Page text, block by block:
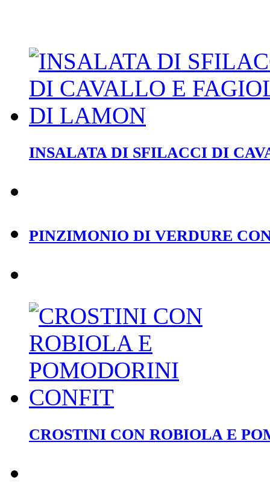
INSALATA DI SFILACCI DI
PINZIMONIO DI VERDURE
CROSTINI CON ROBIOLA E